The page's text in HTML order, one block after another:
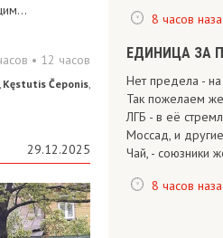
• 12 часов
Kęstutis Čeponis,
29.12.2025
8 часов
ЕДИНИЦА ЗА
Нет предела -
Так пожелаем
ЛГБ - в её
Моссад, и
Чай, - союзники
8 часов